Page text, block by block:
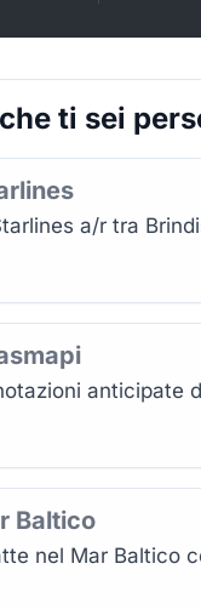
ti sei
a/r tra
anticipate
Baltico
nel Mar Baltico